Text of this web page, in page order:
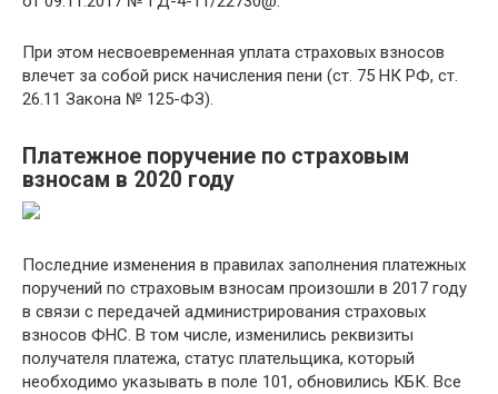
При этом несвоевременная уплата страховых взносов
влечет за собой риск начисления пени (ст. 75 НК РФ, ст.
26.11 Закона № 125-ФЗ).
Платежное поручение по страховым
взносам в 2020 году
Последние изменения в правилах заполнения платежных
поручений по страховым взносам произошли в 2017 году
в связи с передачей администрирования страховых
взносов ФНС. В том числе, изменились реквизиты
получателя платежа, статус плательщика, который
необходимо указывать в поле 101, обновились КБК. Все